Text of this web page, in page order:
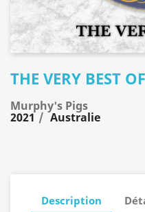
THE VERY BEST
Murphy's Pigs
2021 Australie
Description